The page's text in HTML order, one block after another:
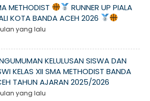
METHODIST
RUNNER UP PIALA
KOTA BANDA ACEH 2026
yang lalu
KELULUSAN SISWA DAN
KELAS XII SMA METHODIST BANDA
TAHUN AJARAN 2025/2026
yang lalu